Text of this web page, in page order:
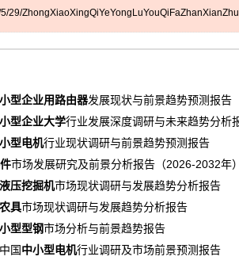
29/
型企业用路由器发展现状与前景趋势预测报告
型企业大学行业发展深度调研与未来趋势分析
型电机行业现状调研与前景趋势预测报告
市场发展研究及前景分析报告（2026-2032年
压挖掘机市场现状调研与发展趋势分析报告
具市场现状调研与发展趋势分析报告
型型钢市场分析与前景趋势报告
国中小型电机行业调研及市场前景预测报告